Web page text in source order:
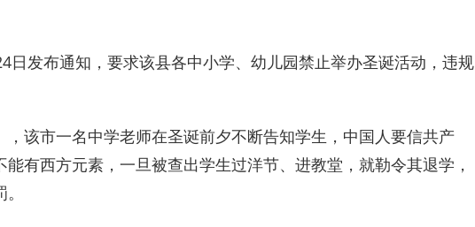
日发布通知，要求该县各中小学、幼儿园禁止举办圣诞活动，违规
该市一名中学老师在圣诞前夕不断告知学生，中国人要信共产
有西方元素，一旦被查出学生过洋节、进教堂，就勒令其退学，